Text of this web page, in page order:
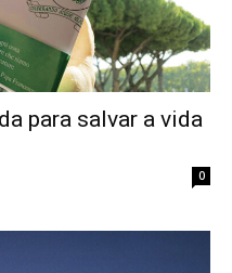
para salvar a vida
0